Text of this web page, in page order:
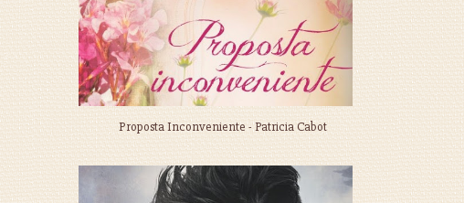
Proposta Inconveniente - Patricia Cabot